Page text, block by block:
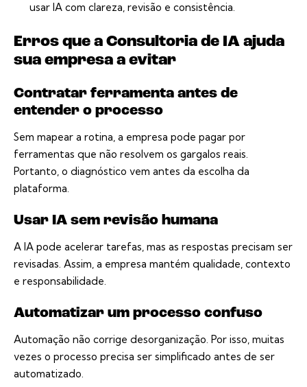
usar IA com clareza, revisão e consistência.
Erros que a Consultoria de IA ajuda
sua empresa a evitar
Contratar ferramenta antes de
entender o processo
Sem mapear a rotina, a empresa pode pagar por
ferramentas que não resolvem os gargalos reais.
Portanto, o diagnóstico vem antes da escolha da
plataforma.
Usar IA sem revisão humana
A IA pode acelerar tarefas, mas as respostas precisam ser
revisadas. Assim, a empresa mantém qualidade, contexto
e responsabilidade.
Automatizar um processo confuso
Automação não corrige desorganização. Por isso, muitas
vezes o processo precisa ser simplificado antes de ser
automatizado.